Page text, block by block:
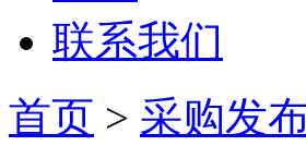
联系我们
首页 > 采购发